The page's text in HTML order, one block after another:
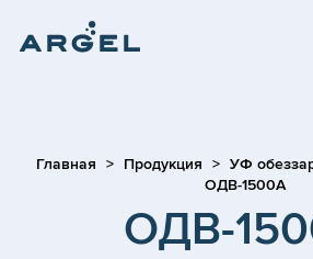
Главная Продукция
УФ
ОДВ-1500А
ОДВ-